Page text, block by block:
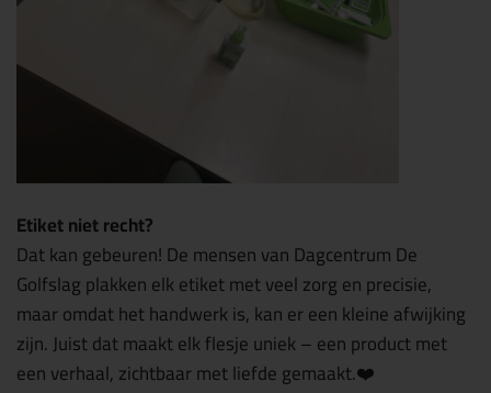
Etiket niet recht?
Dat kan gebeuren! De mensen van Dagcentrum De
Golfslag plakken elk etiket met veel zorg en precisie,
maar omdat het handwerk is, kan er een kleine afwijking
zijn. Juist dat maakt elk flesje uniek – een product met
een verhaal, zichtbaar met liefde gemaakt.❤️